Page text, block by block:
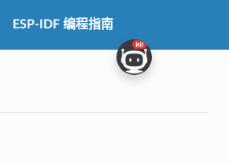
ESP-IDF 编程指南